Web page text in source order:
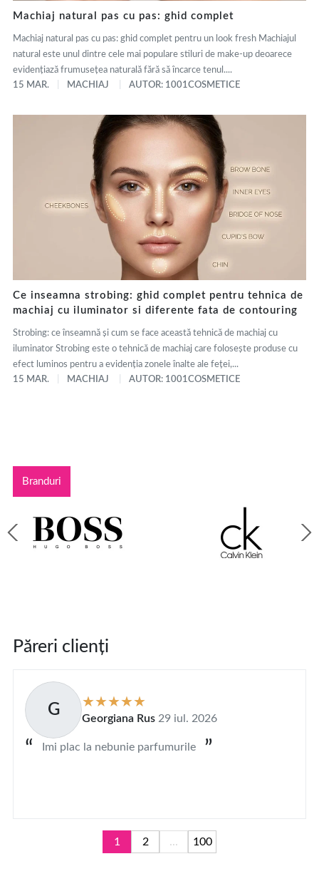
Machiaj natural pas cu pas: ghid complet
Machiaj natural pas cu pas: ghid complet pentru un look fresh Machiajul
natural este unul dintre cele mai populare stiluri de make-up deoarece
evidențiază frumusețea naturală fără să încarce tenul....
15 MAR.
MACHIAJ AUTOR: 1001COSMETICE
Ce inseamna strobing: ghid complet pentru tehnica de
machiaj cu iluminator si diferente fata de contouring
Strobing: ce înseamnă și cum se face această tehnică de machiaj cu
iluminator Strobing este o tehnică de machiaj care folosește produse cu
efect luminos pentru a evidenția zonele înalte ale feței,...
15 MAR.
MACHIAJ AUTOR: 1001COSMETICE
Branduri
Păreri clienți
G Georgiana Rus 29 iul. 2026
Imi plac la nebunie parfumurile
1 2 ... 100